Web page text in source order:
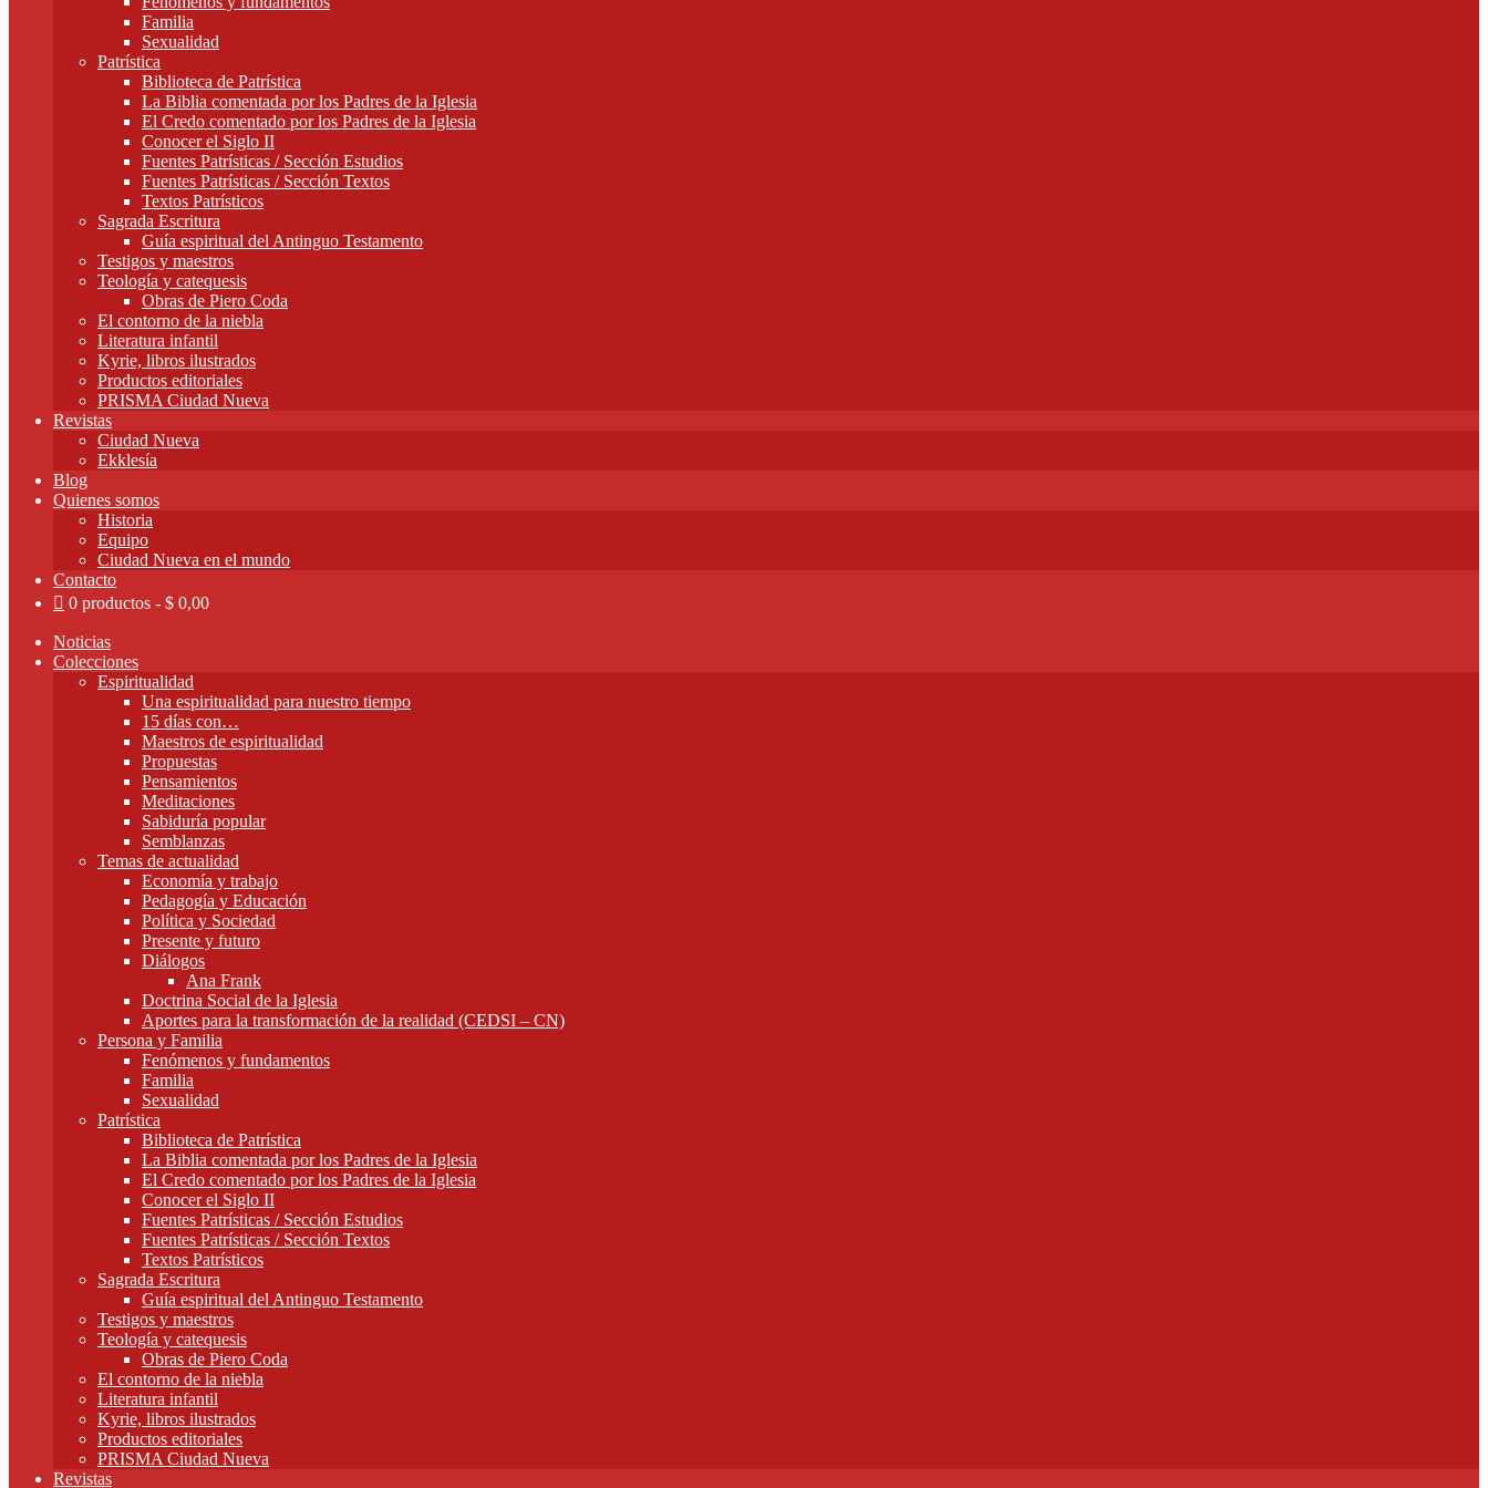
Familia
Sexualidad
Patrística
Biblioteca de Patrística
La Biblia comentada por los Padres de la Iglesia
El Credo comentado por los Padres de la Iglesia
Conocer el Siglo II
Fuentes Patrísticas / Sección Estudios
Fuentes Patrísticas / Sección Textos
Textos Patrísticos
Sagrada Escritura
Guía espiritual del Antinguo Testamento
Testigos y maestros
Teología y catequesis
Obras de Piero Coda
El contorno de la niebla
Literatura infantil
Kyrie, libros ilustrados
Productos editoriales
PRISMA Ciudad Nueva
Revistas
Ciudad Nueva
Ekklesía
Blog
Quienes somos
Historia
Equipo
Ciudad Nueva en el mundo
Contacto
0 productos
$ 0,00
Noticias
Colecciones
Espiritualidad
Una espiritualidad para nuestro tiempo
15 días con…
Maestros de espiritualidad
Propuestas
Pensamientos
Meditaciones
Sabiduría popular
Semblanzas
Temas de actualidad
Economía y trabajo
Pedagogía y Educación
Política y Sociedad
Presente y futuro
Diálogos
Ana Frank
Doctrina Social de la Iglesia
Aportes para la transformación de la realidad (CEDSI – CN)
Persona y Familia
Fenómenos y fundamentos
Familia
Sexualidad
Patrística
Biblioteca de Patrística
La Biblia comentada por los Padres de la Iglesia
El Credo comentado por los Padres de la Iglesia
Conocer el Siglo II
Fuentes Patrísticas / Sección Estudios
Fuentes Patrísticas / Sección Textos
Textos Patrísticos
Sagrada Escritura
Guía espiritual del Antinguo Testamento
Testigos y maestros
Teología y catequesis
Obras de Piero Coda
El contorno de la niebla
Literatura infantil
Kyrie, libros ilustrados
Productos editoriales
PRISMA Ciudad Nueva
Revistas